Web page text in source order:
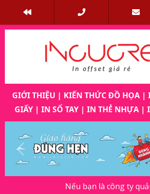
GIỚI THIỆU | KIẾN THỨC ĐỒ HỌA |
GIẤY| IN SỔ TAY| IN THẺ NHỰA|
Previous
Nếu bạn là công ty quảng